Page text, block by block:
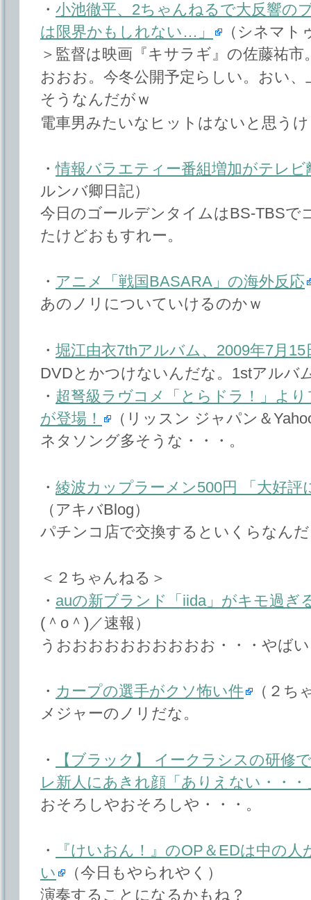
・ 小池徹平、2ちゃんねるで大反響の
は限界かもしれない…」
（シネマト
＞監督は映画『キサラギ』の佐藤祐市
おおお。今冬公開予定らしい。おい
そうなんだがｗ
電車男みたいなヒットはないと思う
・情報バラエティー番組増加がテレ
ルンバ卿日記）
今日のゴールデンタイムはBS-TBSで
たけどおもすれー。
・ アニメ「戦国BASARA」の海外反応
あのノリについていけるのかｗ
・ 堀江由衣7thアルバム、2009年7月15
DVDとかつけないんだな。1stアルバ
・ 超弩級ラヴコメ「とらドラ！」よ
が登場！
（リッスン ジャパン＆
ネタソング多そうな・・・。
・ 綾波カップラーメン500円 「大好評
（アキバBlog）
パチンコ店で交換するといくらなん
＜２ちゃんねる＞
・ auの新ブランド「iida」がキモ過ぎ
(＾o＾)／速報）
うおおおおおおおおおお・・・やば
・ カープの選手がクソ怖い件
（２ち
メジャーのノリだな。
・
【ブラック】 イークラシスの研修
レ新人にあきれ顔「ありえない・・・
おそろしやおそろしや・・・。
・
『けいおん！』のOP＆EDは中の
い
（今日もやられやく）
演奏することになるかもね？